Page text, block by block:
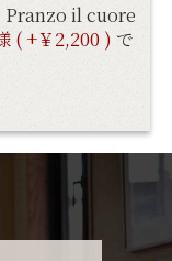
Pranzo il cuore
( +￥2,200 ) で